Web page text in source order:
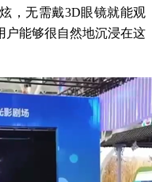
，无需戴3D眼镜就能观
户能够很自然地沉浸在这